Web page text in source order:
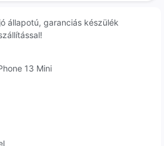
állapotú, garanciás készülék
13 Mini